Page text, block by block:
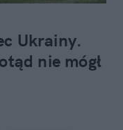
Ukrainy.
nie mógł